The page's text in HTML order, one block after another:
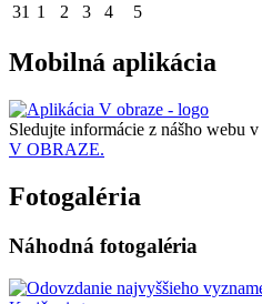
31 1 2 3 4 5
Mobilná aplikácia
Sledujte informácie z nášho webu v
V OBRAZE.
Fotogaléria
Náhodná fotogaléria